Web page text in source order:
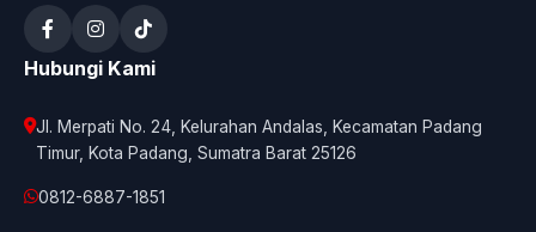
Hubungi Kami
Jl. Merpati No. 24, Kelurahan Andalas, Kecamatan Padang
Timur, Kota Padang, Sumatra Barat 25126
0812-6887-1851